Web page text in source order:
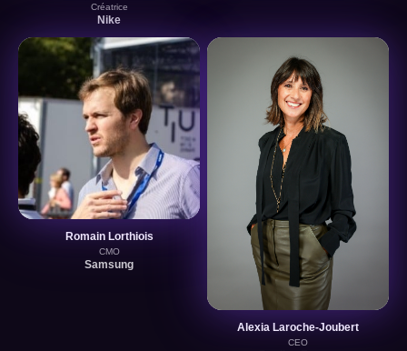
Créatrice
Nike
Romain Lorthiois
CMO
Samsung
Alexia Laroche-Joubert
CEO